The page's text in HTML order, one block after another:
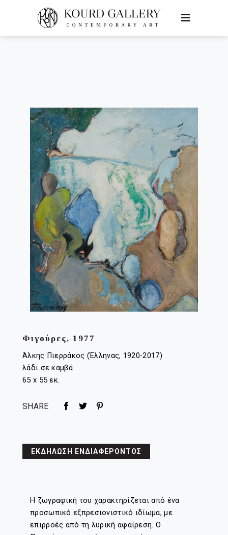
Φιγούρες, 1977
Άλκης Πιερράκος (Έλληνας, 1920-2017)
λάδι σε καμβά
65 x 55 εκ.
SHARE
ΕΚΔΗΛΩΣΗ ΕΝΔΙΑΦΕΡΟΝΤΟΣ
Η ζωγραφική του χαρακτηρίζεται από ένα
προσωπικό εξπρεσιονιστικό ιδίωμα, με
επιρροές από τη λυρική αφαίρεση. Ο